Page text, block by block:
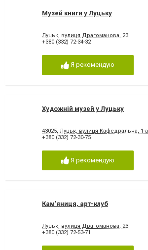
Музей книги у Луцьку
Луцьк, вулиця Драгоманова, 23
+380 (332) 72-34-32
Я рекомендую
Художній музей у Луцьку
43025, Луцьк, вулиця Кафедральна, 1-а
+380 (332) 72-30-75
Я рекомендую
Кам’яниця, арт-клуб
Луцьк, вулиця Драгоманова, 23
+380 (332) 72-53-71